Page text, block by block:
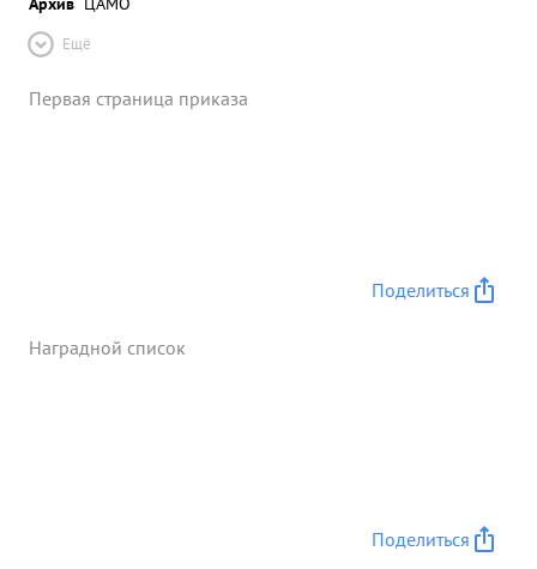
Ещё
Первая страница приказа
Поделиться
Наградной список
Поделиться